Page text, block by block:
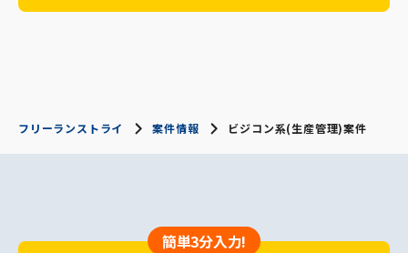
フリーランストライ 案件情報 ビジコン系(生産管理)案件
簡単3分入力!